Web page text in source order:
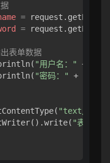
=
=
表单数据
"用户名："
+
"密码：" +
"text/
"表单提